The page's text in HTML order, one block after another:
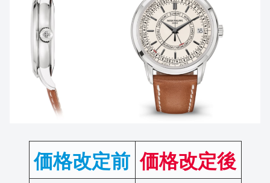
価格改定前 価格改定後